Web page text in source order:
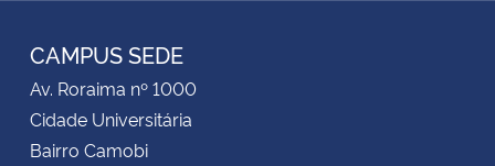
CAMPUS SEDE
Av. Roraima nº 1000
Cidade Universitária
Bairro Camobi